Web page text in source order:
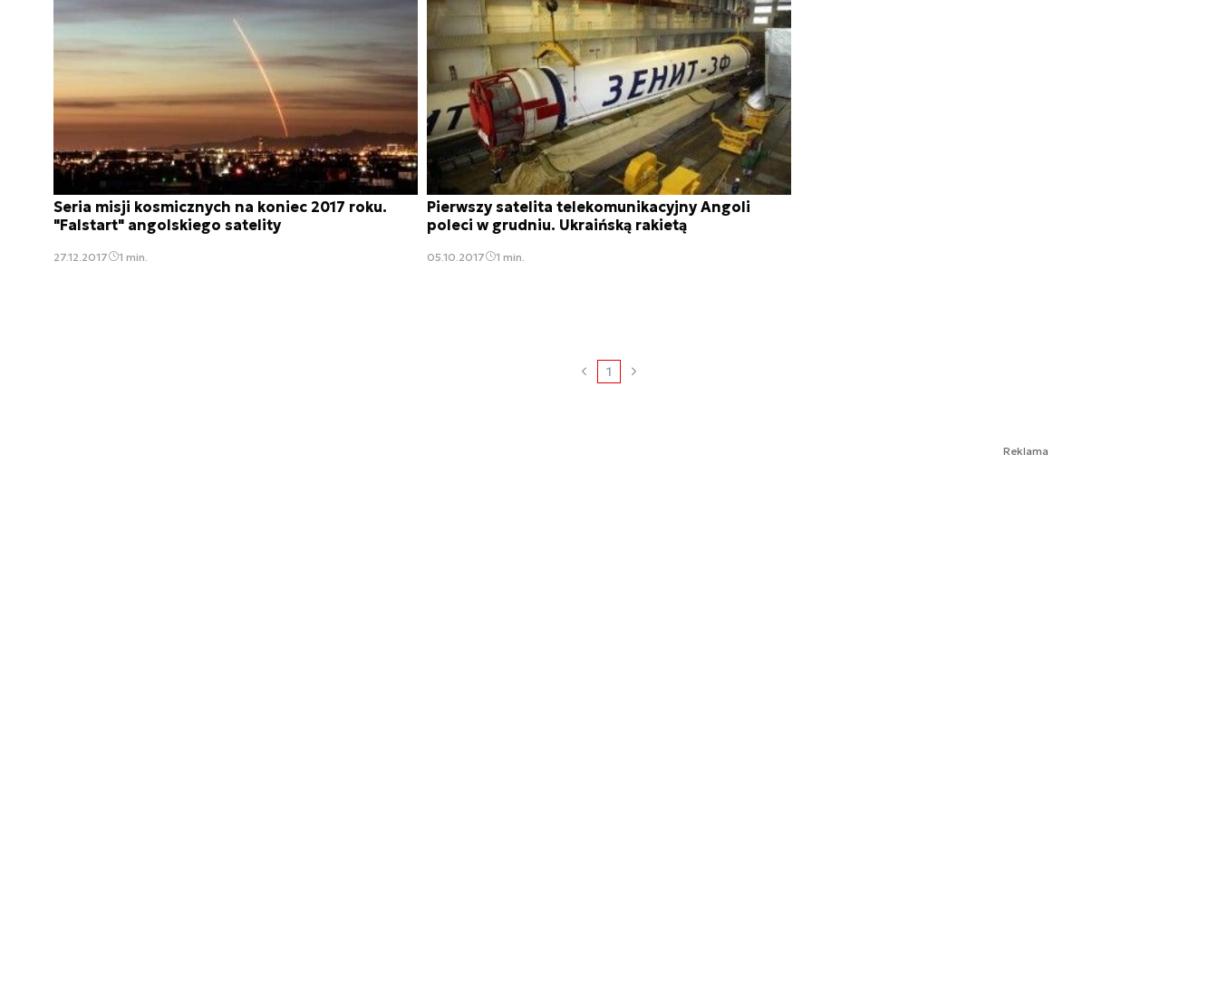
Seria misji kosmicznych na koniec 2017 roku.
"Falstart" angolskiego satelity
27.12.2017 1 min.
Pierwszy satelita telekomunikacyjny Angoli
poleci w grudniu. Ukraińską rakietą
05.10.2017 1 min.
1
Reklama